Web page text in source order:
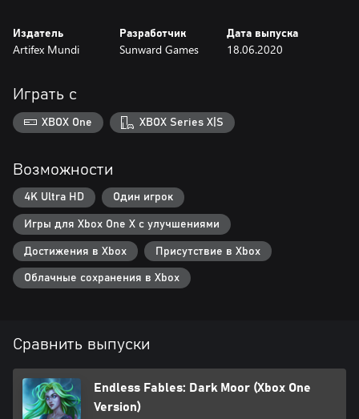
Издатель
Artifex Mundi
Разработчик
Sunward Games
Дата выпуска
18.06.2020
Играть с
XBOX One XBOX Series X|S
Возможности
4K Ultra HD Один игрок
Игры для Xbox One X с улучшениями
Достижения в Xbox Присутствие в Xbox
Облачные сохранения в Xbox
Сравнить выпуски
Endless Fables: Dark Moor (Xbox One
Version)